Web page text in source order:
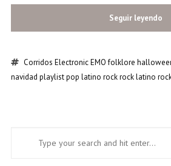
Seguir leyendo
Corridos ElectronicEMO folklore
navidad playlistpop latino rockrock latino